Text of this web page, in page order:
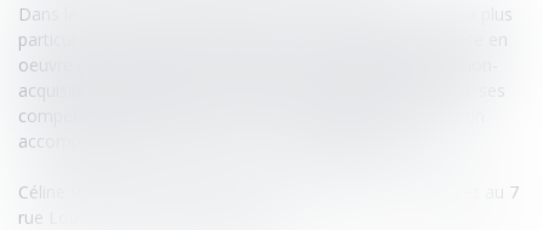
Dans le cadre du développement de ces entreprises, elle a plus
particulièrement acquis une expertise juridique pour la mise en
oeuvre des opérations de transmission (notamment cession-
acquisition de fonds de commerce et acquisition en LBO), ses
compétences générales en droit des affaires permettant un
accompagnement complet sur ce type d’opération.
Céline ROUANET exerce au 51 rue Ampère 75017 PARIS et au 7
rue Louis Néel 51430 BEZANNES